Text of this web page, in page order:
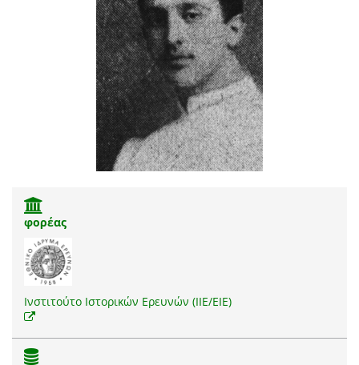
φορέας
Ινστιτούτο Ιστορικών Ερευνών (ΙΙΕ/ΕΙΕ)